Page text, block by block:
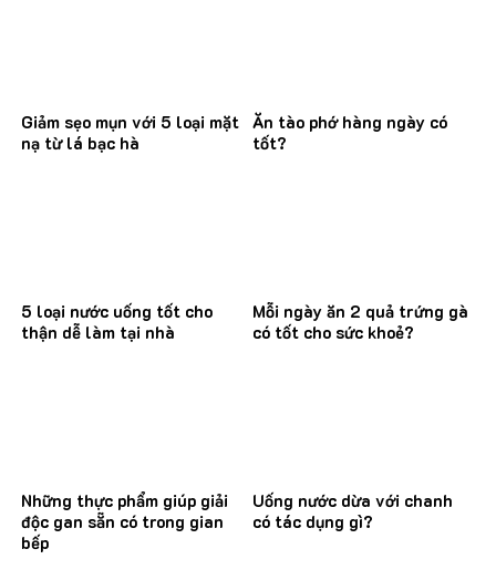
Giảm sẹo mụn với 5 loại mặt
nạ từ lá bạc hà
Ăn tào phớ hàng ngày có
tốt?
5 loại nước uống tốt cho
thận dễ làm tại nhà
Mỗi ngày ăn 2 quả trứng gà
có tốt cho sức khoẻ?
Những thực phẩm giúp giải
độc gan sẵn có trong gian
bếp
Uống nước dừa với chanh
có tác dụng gì?